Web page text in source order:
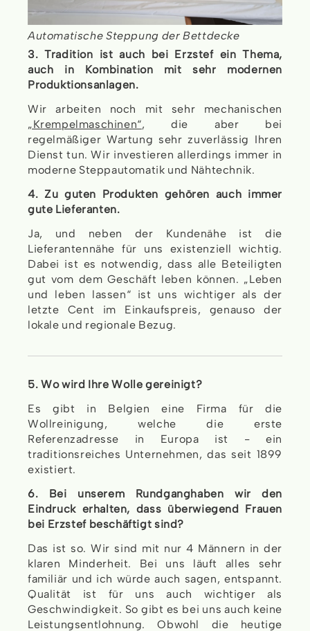
Automatische Steppung der Bettdecke
3. Tradition ist auch bei Erzstef ein Thema,
auch in Kombination mit sehr modernen
Produktionsanlagen.
Wir arbeiten noch mit sehr mechanischen
„Krempelmaschinen“, die aber bei
regelmäßiger Wartung sehr zuverlässig Ihren
Dienst tun. Wir investieren allerdings immer in
moderne Steppautomatik und Nähtechnik.
4. Zu guten Produkten gehören auch immer
gute Lieferanten.
Ja, und neben der Kundenähe ist die
Lieferantennähe für uns existenziell wichtig.
Dabei ist es notwendig, dass alle Beteiligten
gut vom dem Geschäft leben können. „Leben
und leben lassen“ ist uns wichtiger als der
letzte Cent im Einkaufspreis, genauso der
lokale und regionale Bezug.
5. Wo wird Ihre Wolle gereinigt?
Es gibt in Belgien eine Firma für die
Wollreinigung, welche die erste
Referenzadresse in Europa ist - ein
traditionsreiches Unternehmen, das seit 1899
existiert.
6. Bei unserem Rundganghaben wir den
Eindruck erhalten, dass überwiegend Frauen
bei Erzstef beschäftigt sind?
Das ist so. Wir sind mit nur 4 Männern in der
klaren Minderheit. Bei uns läuft alles sehr
familiär und ich würde auch sagen, entspannt.
Qualität ist für uns auch wichtiger als
Geschwindigkeit. So gibt es bei uns auch keine
Leistungsentlohnung. Obwohl die heutige